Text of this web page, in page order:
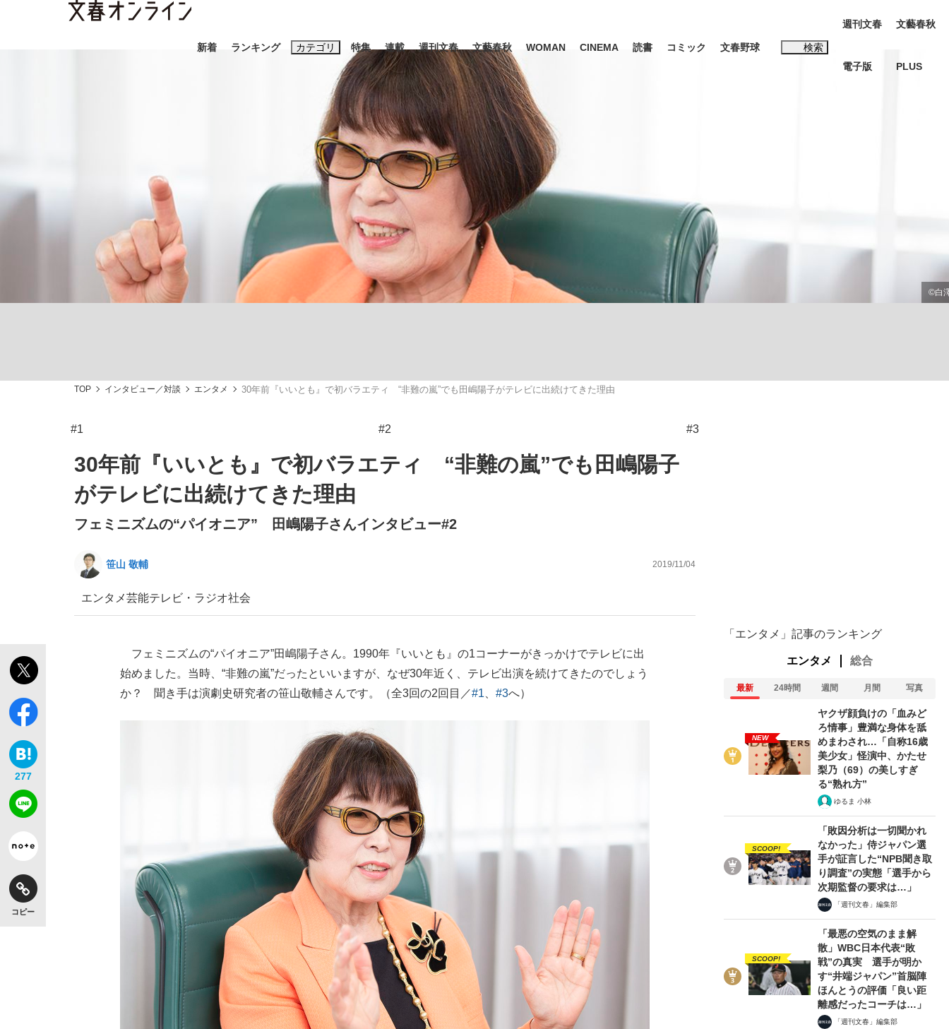
新着 ランキング カテゴリ
エンタメ ライフ
「90%は失敗する。でも…」本田圭佑が初めて明かした日本代表監督に... 「最悪の空気のまま解散」WBC日本代表“敗戦”の真実 選手が明かす...
「目標達成できなかったからと言って…」サッカー日本代表・森保一監督...
もっと見る
特集
終戦から81年
観る将棋、読む将棋
連載 週刊文春 文藝春秋 WOMAN CINEMA 読書 コミック 文春野球 検索
キーワード入力
おすすめのキーワードタグ一覧
#三山凌輝 #高市早苗 #後藤真希 #森岡毅 #城彰二
#玉木雄一郎
#亀和田武
週刊文春
電子版
文藝春秋
PLUS
TOP インタビュー／対談 エンタメ 30年前『いいとも』で初バラエティ “非難の嵐”でも田嶋陽子がテレビに出続けてきた理由
#1 #2 #3
30年前『いいとも』で初バラエティ “非難の嵐”でも田嶋陽子
がテレビに出続けてきた理由
フェミニズムの“パイオニア” 田嶋陽子さんインタビュー#2
笹山 敬輔 2019/11/04
エンタメ芸能テレビ・ラジオ社会
277
コピー
フェミニズムの“パイオニア”田嶋陽子さん。1990年『いいとも』の1コーナーがきっかけでテレビに出
始めました。当時、“非難の嵐”だったといいますが、なぜ30年近く、テレビ出演を続けてきたのでしょう
か？ 聞き手は演劇史研究者の笹山敬輔さんです。（全3回の2回目／#1 #3へ）
「エンタメ」記事のランキング
エンタメ 総合
最新 24時間 週間 月間 写真
NEW
ヤクザ顔負けの「血みど
ろ情事」豊満な身体を舐
めまわされ…「自称16歳
美少女」怪演中、かたせ
梨乃（69）の美しすぎ
る“熟れ方”
ゆるま 小林
SCOOP!
「敗因分析は一切聞かれ
なかった」侍ジャパン選
手が証言した“NPB聞き取
り調査”の実態「選手から
次期監督の要求は…」
「週刊文春」編集部
SCOOP!
「最悪の空気のまま解
散」WBC日本代表“敗
戦”の真実 選手が明か
す“井端ジャパン”首脳陣
ほんとうの評価「良い距
離感だったコーチは…」
「週刊文春」編集部